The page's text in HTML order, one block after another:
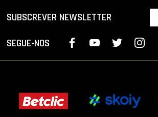
SUBSCREVER NEWSLETTER
SEGUE-NOS